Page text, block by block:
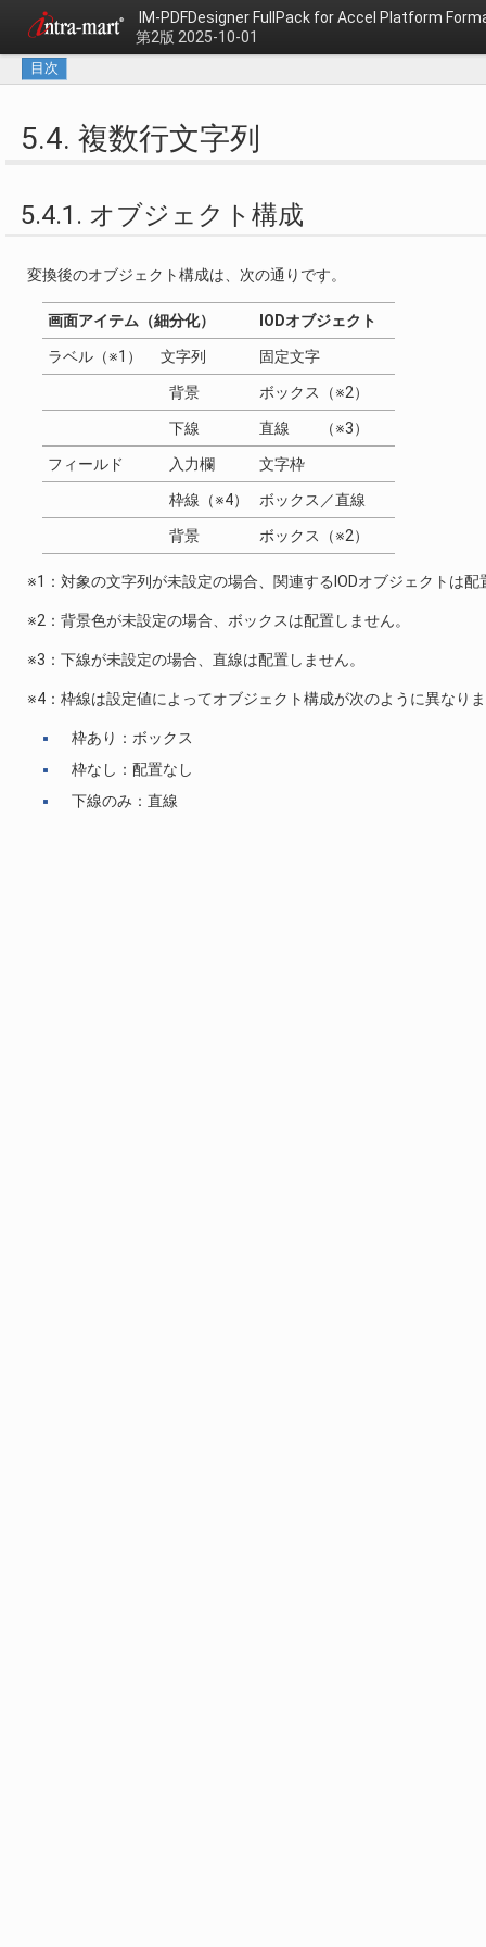
IM-PDFDesigner FullPack for Accel Platform
第2版 2025-10-01
目次
5.4. 複数行文字列
5.4.1. オブジェクト構成
変換後のオブジェクト構成は、次の通りです。
画面アイテム（細分化） IODオブジェクト
ラベル（※1） 文字列 固定文字
背景 ボックス（※2）
下線 直線 （※3）
フィールド 入力欄 文字枠
枠線（※4） ボックス／直線
背景 ボックス（※2）
※1：対象の文字列が未設定の場合、関連するIODオブジェクトは配
※2：背景色が未設定の場合、ボックスは配置しません。
※3：下線が未設定の場合、直線は配置しません。
※4：枠線は設定値によってオブジェクト構成が次のように異なり
枠あり：ボックス
枠なし：配置なし
下線のみ：直線